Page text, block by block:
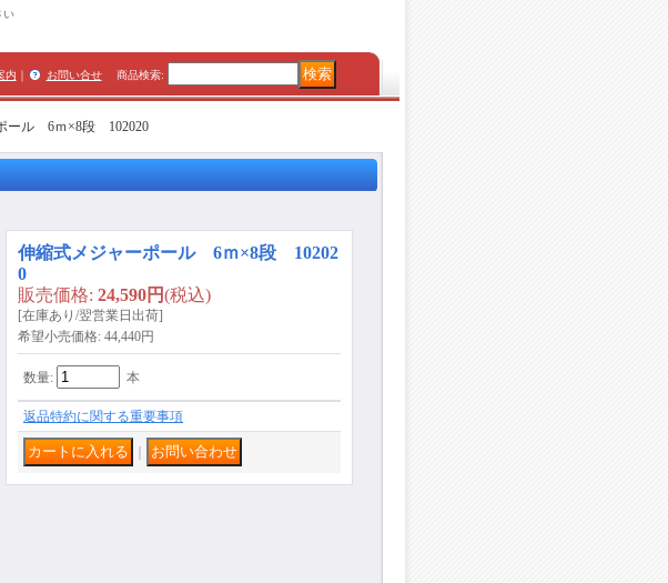
い
内 ｜ お問い合せ 商品検索:
ール 6ｍ×8段 102020
伸縮式メジャーポール 6ｍ×8段 10202
0
販売価格: 24,590円(税込)
[在庫あり/翌営業日出荷]
希望小売価格: 44,440円
数量: 本
返品特約に関する重要事項